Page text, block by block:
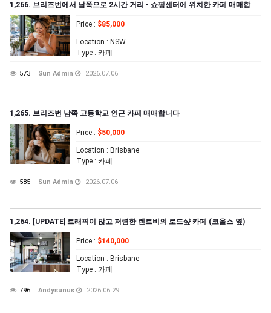
1,266. 브리즈번에서 남쪽으로 2시간 거리 - 쇼핑센터에 위치한 카페 매매합니다
Price : $85,000
Location : NSW
Type : 카페
573 Sun Admin 2026.07.06
1,265. 브리즈번 남쪽 고등학교 인근 카페 매매합니다
Price : $50,000
Location : Brisbane
Type : 카페
585 Sun Admin 2026.07.06
1,264. [UPDATE] 트래픽이 많고 저렴한 렌트비의 로드샾 카페 (코올스 옆)
Price : $140,000
Location : Brisbane
Type : 카페
796 Andysunus 2026.06.29